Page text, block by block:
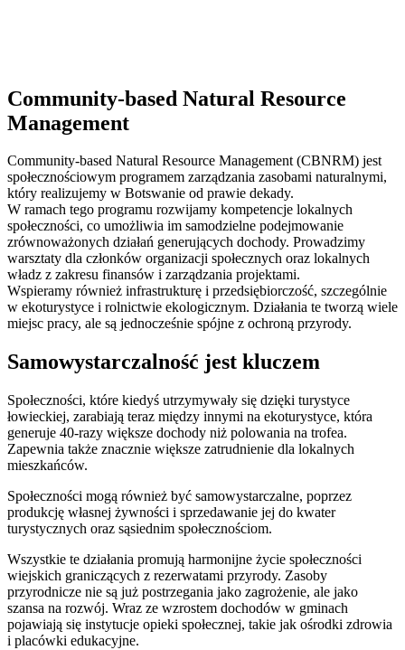
Community-based Natural Resource
Management
Community-based Natural Resource Management (CBNRM) jest
społecznościowym programem zarządzania zasobami naturalnymi,
który realizujemy w Botswanie od prawie dekady.
W ramach tego programu rozwijamy kompetencje lokalnych
społeczności, co umożliwia im samodzielne podejmowanie
zrównoważonych działań generujących dochody. Prowadzimy
warsztaty dla członków organizacji społecznych oraz lokalnych
władz z zakresu finansów i zarządzania projektami.
Wspieramy również infrastrukturę i przedsiębiorczość, szczególnie
w ekoturystyce i rolnictwie ekologicznym. Działania te tworzą wiele
miejsc pracy, ale są jednocześnie spójne z ochroną przyrody.
Samowystarczalność jest kluczem
Społeczności, które kiedyś utrzymywały się dzięki turystyce
łowieckiej, zarabiają teraz między innymi na ekoturystyce, która
generuje 40-razy większe dochody niż polowania na trofea.
Zapewnia także znacznie większe zatrudnienie dla lokalnych
mieszkańców.
Społeczności mogą również być samowystarczalne, poprzez
produkcję własnej żywności i sprzedawanie jej do kwater
turystycznych oraz sąsiednim społecznościom.
Wszystkie te działania promują harmonijne życie społeczności
wiejskich graniczących z rezerwatami przyrody. Zasoby
przyrodnicze nie są już postrzegania jako zagrożenie, ale jako
szansa na rozwój. Wraz ze wzrostem dochodów w gminach
pojawiają się instytucje opieki społecznej, takie jak ośrodki zdrowia
i placówki edukacyjne.